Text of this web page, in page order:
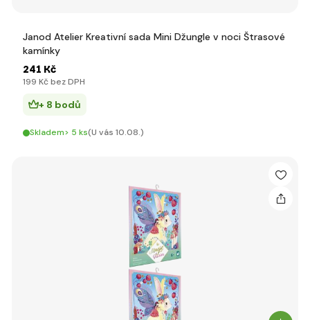
Janod Atelier Kreativní sada Mini Džungle v noci Štrasové
kamínky
241 Kč
199 Kč bez DPH
+ 8 bodů
Skladem> 5 ks(U vás 10.08.)